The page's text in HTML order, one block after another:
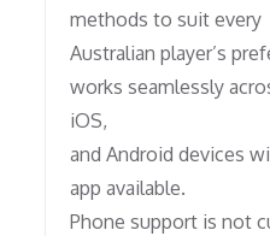
methods to suit every
Australian player’s
works seamlessly
iOS,
and Android devices
app available.
Phone support is not